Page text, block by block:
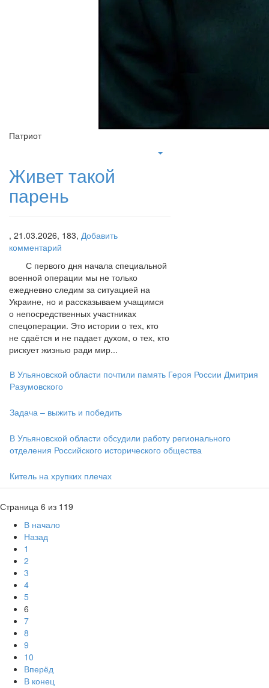
Патриот
Живет такой
парень
, 21.03.2026, 183, Добавить
комментарий
С первого дня начала специальной
военной операции мы не только
ежедневно следим за ситуацией на
Украине, но и рассказываем учащимся
о непосредственных участниках
спецоперации. Это истории о тех, кто
не сдаётся и не падает духом, о тех, кто
рискует жизнью ради мир...
В Ульяновской области почтили память Героя России Дмитрия
Разумовского
Задача – выжить и победить
В Ульяновской области обсудили работу регионального
отделения Российского исторического общества
Китель на хрупких плечах
Страница 6 из 119
В начало
Назад
1
2
3
4
5
6
7
8
9
10
Вперёд
В конец